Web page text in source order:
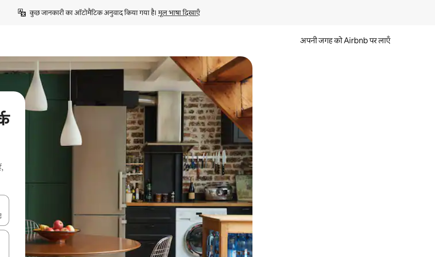
कुछ जानकारी का ऑटोमैटिक अनुवाद किया गया है। मूल भाषा दिखाएँ
अपनी जगह को Airbnb पर लाएँ
नेविगेट करें या टच या फिर स्वाइप जेस्चर का इस्तेमाल करके एक्सप्लोर करें।